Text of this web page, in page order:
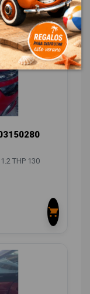
THP 130